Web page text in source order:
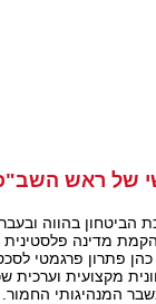
של ראש
הביטחון בהווה
מדינה
פתרון פרגמטי
מקצועית
המנהיגותי החמור.